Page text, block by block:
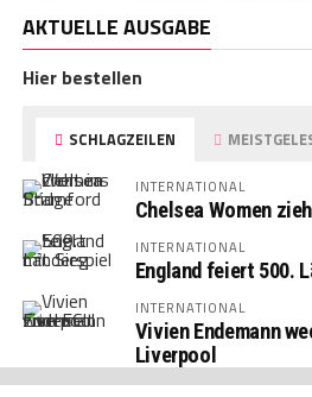
AKTUELLE AUSGABE
Hier bestellen
SCHLAGZEILEN
INTERNATIONAL
Chelsea Women
INTERNATIONAL
England feiert 500.
INTERNATIONAL
Vivien Endemann
Liverpool